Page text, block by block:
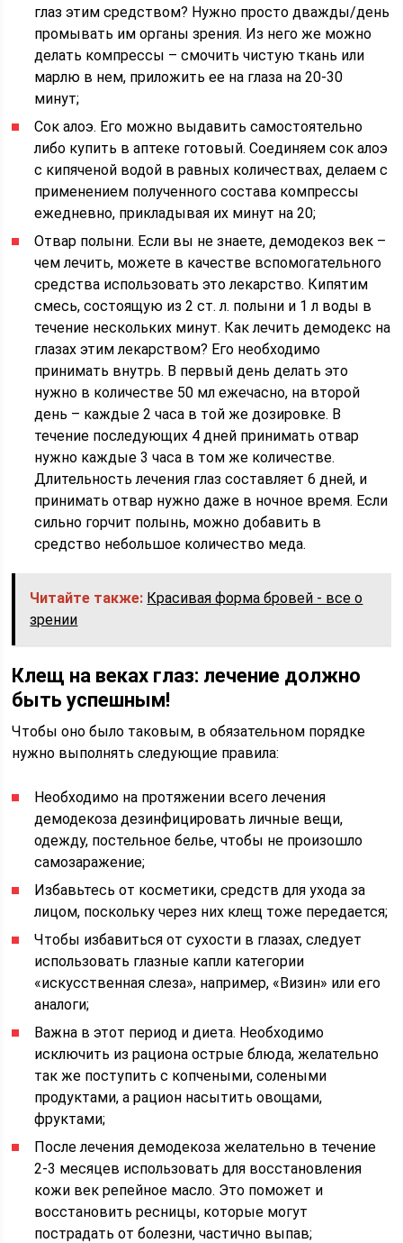
глаз этим средством? Нужно просто дважды/день
промывать им органы зрения. Из него же можно
делать компрессы – смочить чистую ткань или
марлю в нем, приложить ее на глаза на 20-30
минут;
Сок алоэ. Его можно выдавить самостоятельно
либо купить в аптеке готовый. Соединяем сок алоэ
с кипяченой водой в равных количествах, делаем с
применением полученного состава компрессы
ежедневно, прикладывая их минут на 20;
Отвар полыни. Если вы не знаете, демодекоз век –
чем лечить, можете в качестве вспомогательного
средства использовать это лекарство. Кипятим
смесь, состоящую из 2 ст. л. полыни и 1 л воды в
течение нескольких минут. Как лечить демодекс на
глазах этим лекарством? Его необходимо
принимать внутрь. В первый день делать это
нужно в количестве 50 мл ежечасно, на второй
день – каждые 2 часа в той же дозировке. В
течение последующих 4 дней принимать отвар
нужно каждые 3 часа в том же количестве.
Длительность лечения глаз составляет 6 дней, и
принимать отвар нужно даже в ночное время. Если
сильно горчит полынь, можно добавить в
средство небольшое количество меда.
Читайте также: Красивая форма бровей - все о
зрении
Клещ на веках глаз: лечение должно
быть успешным!
Чтобы оно было таковым, в обязательном порядке
нужно выполнять следующие правила:
Необходимо на протяжении всего лечения
демодекоза дезинфицировать личные вещи,
одежду, постельное белье, чтобы не произошло
самозаражение;
Избавьтесь от косметики, средств для ухода за
лицом, поскольку через них клещ тоже передается;
Чтобы избавиться от сухости в глазах, следует
использовать глазные капли категории
«искусственная слеза», например, «Визин» или его
аналоги;
Важна в этот период и диета. Необходимо
исключить из рациона острые блюда, желательно
так же поступить с копчеными, солеными
продуктами, а рацион насытить овощами,
фруктами;
После лечения демодекоза желательно в течение
2-3 месяцев использовать для восстановления
кожи век репейное масло. Это поможет и
восстановить ресницы, которые могут
пострадать от болезни, частично выпав;